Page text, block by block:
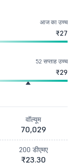
आज का उच्च
₹27
52 सप्ताह उच्च
₹29
वॉल्यूम
70,029
200 डीएमए
₹23.30